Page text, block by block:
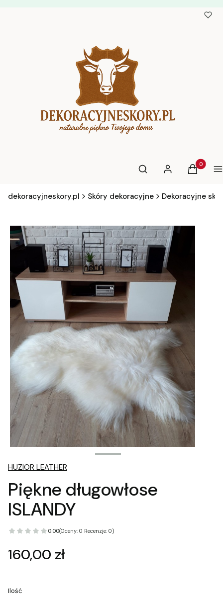
Otwórz wyszukiwarkę
Szukaj Zaloguj sięProdukty
Koszyk
dekoracyjneskory.pl Skóry dekoracyjne Dekoracyjne
HUZIOR LEATHER
Piękne długowłose
ISLANDY
0.00(Oceny: 0 Recenzje: 0)
Cena
160,00 zł
Ilość